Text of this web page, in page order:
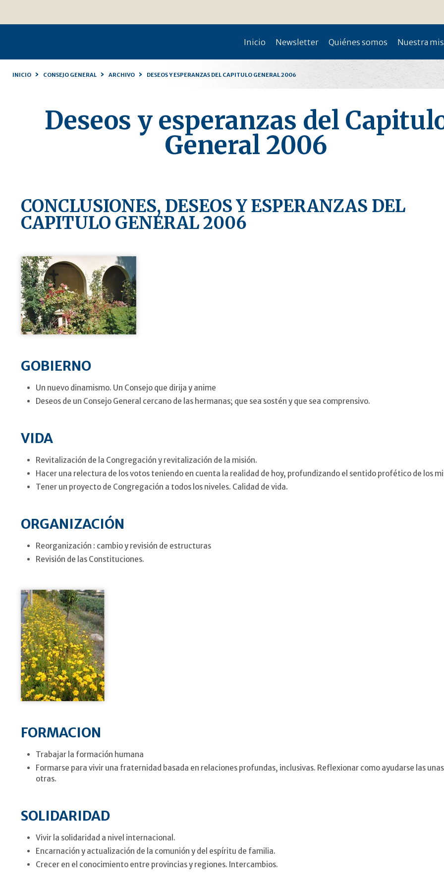
Inicio Newsletter Quiénes somos Nuestra
INICIO › CONSEJO GENERAL › ARCHIVO › DESEOS Y ESPERANZAS DEL CAPITULO GENERAL 2006
Deseos y esperanzas del
General 2006
CONCLUSIONES, DESEOS Y ESPERANZAS DEL
CAPITULO GENERAL 2006
GOBIERNO
Un nuevo dinamismo. Un Consejo que dirija y anime
Deseos de un Consejo General cercano de las hermanas; que sea sostén y que sea comprensivo.
VIDA
Revitalización de la Congregación y revitalización de la misión.
Hacer una relectura de los votos teniendo en cuenta la realidad de hoy, profundizando el sentido profético de los
Tener un proyecto de Congregación a todos los niveles. Calidad de vida.
ORGANIZACIÓN
Reorganización : cambio y revisión de estructuras
Revisión de las Constituciones.
FORMACION
Trabajar la formación humana
Formarse para vivir una fraternidad basada en relaciones profundas, inclusivas. Reflexionar como ayudarse las
otras.
SOLIDARIDAD
Vivir la solidaridad a nivel internacional.
Encarnación y actualización de la comunión y del espíritu de familia.
Crecer en el conocimiento entre provincias y regiones. Intercambios.